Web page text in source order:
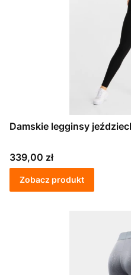
Damskie legginsy
Cena
339,00 zł
Zobacz produkt